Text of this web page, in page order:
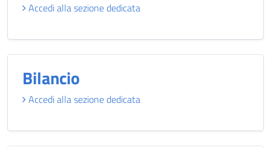
Accedi alla sezione dedicata
Bilancio
Accedi alla sezione dedicata